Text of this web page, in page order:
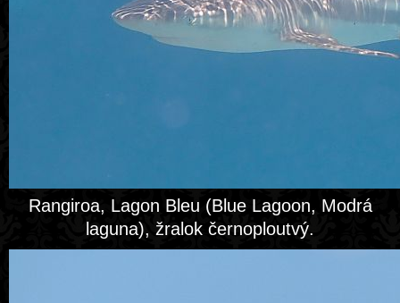
Rangiroa, Lagon Bleu (Blue Lagoon, Modrá
laguna), žralok černoploutvý.